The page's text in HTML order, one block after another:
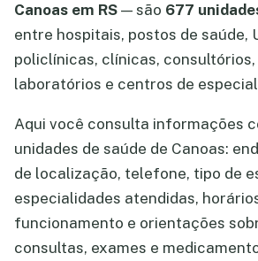
Canoas em RS — são 677
entre hospitais, postos de saúde,
policlínicas, clínicas,
laboratórios e centros de
Aqui você consulta informações
unidades de saúde de Canoas:
de localização, telefone, tipo de
especialidades atendidas,
funcionamento e orientações
consultas, exames e